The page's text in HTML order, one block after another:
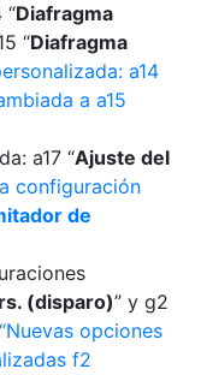
“Diafragma
“Diafragma
a14
a a15
a17 “Ajuste del
configuración
de
(disparo)” y g2
Nuevas opciones
f2